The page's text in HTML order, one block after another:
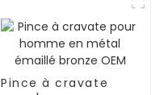
Pince à cravate